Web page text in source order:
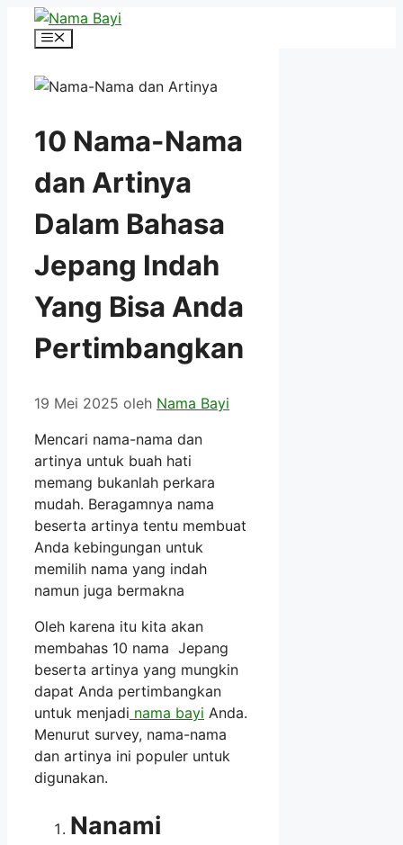
Langsung
Menu
10 Nama-Nama
dan Artinya
Dalam Bahasa
Jepang Indah
Yang Bisa Anda
Pertimbangkan
19 Mei 2025 oleh Nama Bayi
Mencari nama-nama dan
artinya untuk buah hati
memang bukanlah perkara
mudah. Beragamnya nama
beserta artinya tentu membuat
Anda kebingungan untuk
memilih nama yang indah
namun juga bermakna
Oleh karena itu kita akan
membahas 10 nama Jepang
beserta artinya yang mungkin
dapat Anda pertimbangkan
untuk menjadi nama bayi Anda.
Menurut survey, nama-nama
dan artinya ini populer untuk
digunakan.
Nanami